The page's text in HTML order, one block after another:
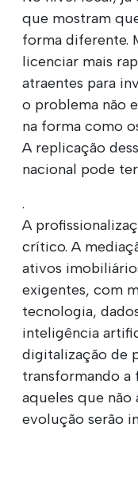
que mostram
forma diferente.
licenciar mais
atraentes para
o problema não
na forma como
A replicação
nacional pode
.
A
crítico. A
ativos
exigentes, com
tecnologia,
inteligência
digitalização de
transformando a
aqueles que não
evolução serão